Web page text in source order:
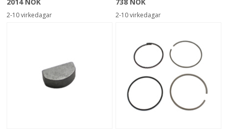
2-10 virkedagar 2-10 virkedagar